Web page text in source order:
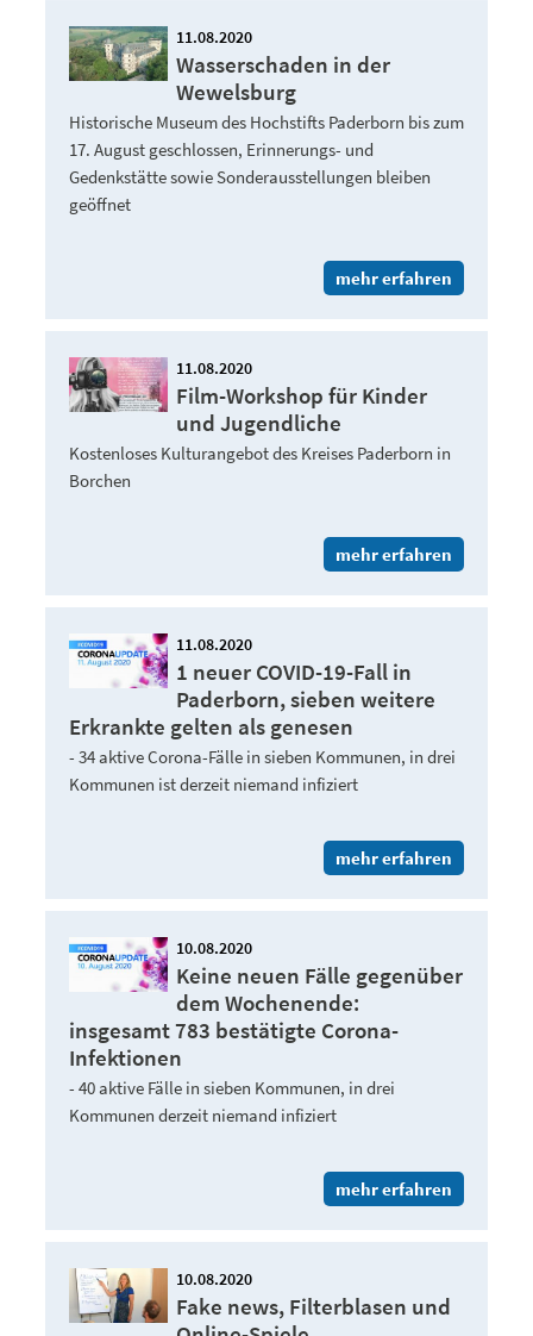
11.08.2020
Wasserschaden in der
Wewelsburg
Historische Museum des Hochstifts Paderborn bis zum
17. August geschlossen, Erinnerungs- und
Gedenkstätte sowie Sonderausstellungen bleiben
geöffnet
mehr erfahren
11.08.2020
Film-Workshop für Kinder
und Jugendliche
Kostenloses Kulturangebot des Kreises Paderborn in
Borchen
mehr erfahren
11.08.2020
1 neuer COVID-19-Fall in
Paderborn, sieben weitere
Erkrankte gelten als genesen
- 34 aktive Corona-Fälle in sieben Kommunen, in drei
Kommunen ist derzeit niemand infiziert
mehr erfahren
10.08.2020
Keine neuen Fälle gegenüber
dem Wochenende:
insgesamt 783 bestätigte Corona-
Infektionen
- 40 aktive Fälle in sieben Kommunen, in drei
Kommunen derzeit niemand infiziert
mehr erfahren
10.08.2020
Fake news, Filterblasen und